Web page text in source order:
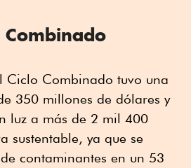
Combinado
Ciclo Combinado tuvo una
350 millones de dólares y
luz a más de 2 mil 400
sustentable, ya que se
contaminantes en un 53